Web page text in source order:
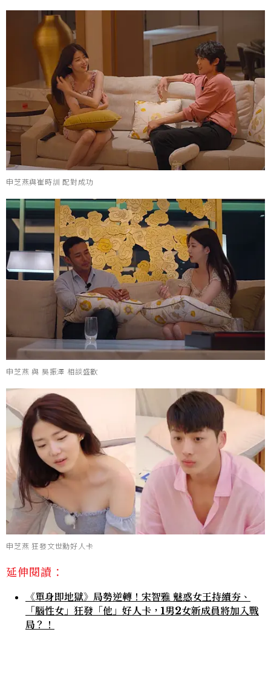
申芝燕與崔時訓 配對成功
申芝燕 與 吳振澤 相談盛歡
申芝燕 狂發文世勳好人卡
延伸閱讀：
《單身即地獄》局勢逆轉！宋智雅 魅惑女王持續夯、
「腦性女」狂發「他」好人卡，1男2女新成員將加入戰
局？！